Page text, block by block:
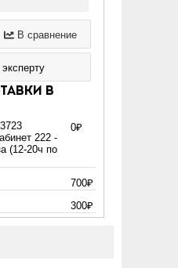
В сравнение
в
222 -
(12-20ч по
0₽
700₽
300₽